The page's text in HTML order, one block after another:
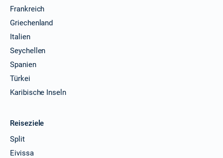
Frankreich
Griechenland
Italien
Seychellen
Spanien
Türkei
Karibische Inseln
Reiseziele
Split
Eivissa